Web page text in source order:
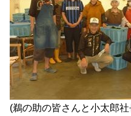
(鵜の助の皆さんと小太郎社